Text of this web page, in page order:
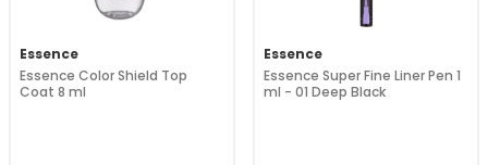
Essence
Essence Color Shield Top
Coat 8 ml
Essence
Essence Super Fine Liner Pen 1
ml - 01 Deep Black